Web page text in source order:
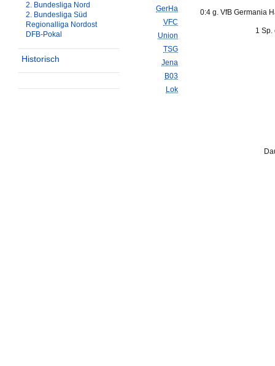
2. Bundesliga Nord
2. Bundesliga Süd
Regionalliga Nordost
DFB-Pokal
Historisch
GerHa
VFC
Union
TSG
Jena
B03
Lok
0:4 g. VfB Germania
1 Sp.